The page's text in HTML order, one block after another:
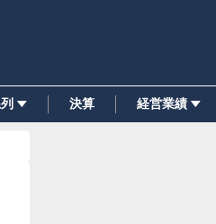
決算 経営業績